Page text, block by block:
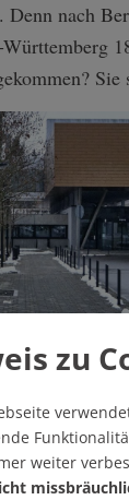
Denn nach
Sie
zu
weiter